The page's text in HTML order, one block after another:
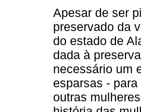
Apesar de ser
preservado da
do estado de
dada à
necessário um
esparsas -
outras